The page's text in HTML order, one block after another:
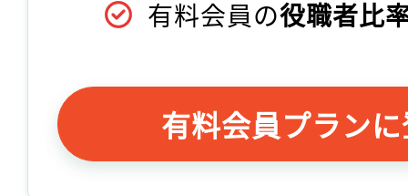
有料会員の役職者比
有料会員プラン